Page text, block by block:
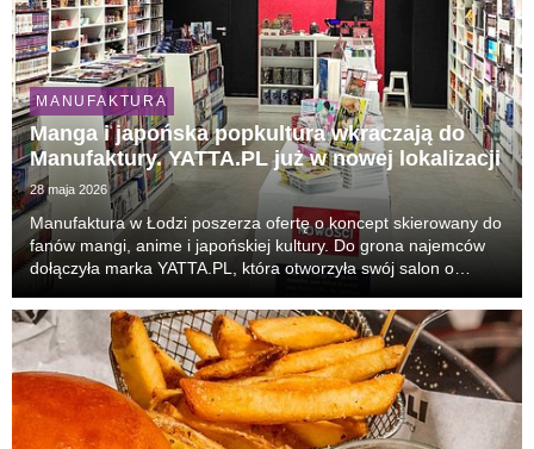
MANUFAKTURA
Manga i japońska popkultura wkraczają do
Manufaktury. YATTA.PL już w nowej lokalizacji
28 maja 2026
Manufaktura w Łodzi poszerza ofertę o koncept skierowany do
fanów mangi, anime i japońskiej kultury. Do grona najemców
dołączyła marka YATTA.PL, która otworzyła swój salon o
odsłona obecności marki w Łodzi. Klienc...